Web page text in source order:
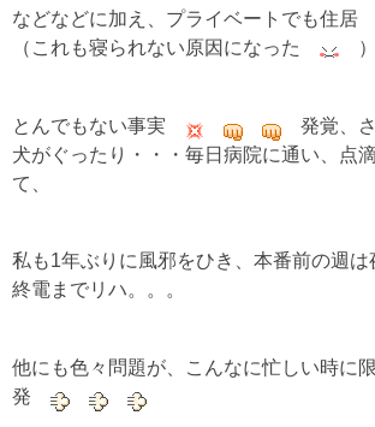
などなどに加え、プライベートでも住居
（これも寝られない原因になった
）
とんでもない事実 発覚、
犬がぐったり・・・毎日病院に通い、点
て、
私も1年ぶりに風邪をひき、本番前の週は
終電までリハ。。。
他にも色々問題が、こんなに忙しい時に
発